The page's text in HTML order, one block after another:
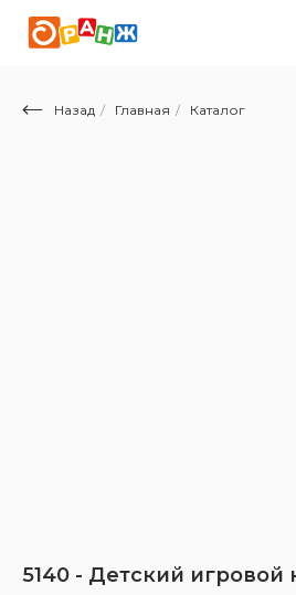
Назад / Главная / Каталог
5140 - Детский игровой